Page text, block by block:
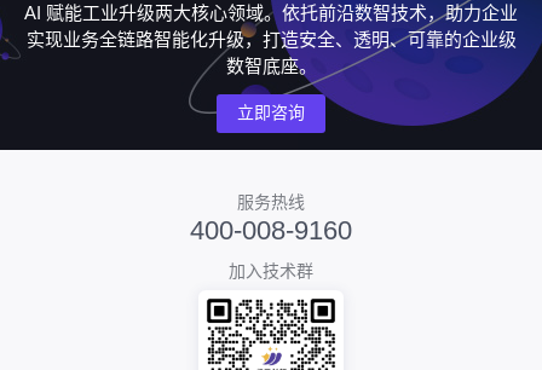
AI 赋能工业升级两大核心领域。依托前沿数智技术，助力企业
实现业务全链路智能化升级，打造安全、透明、可靠的企业级
数智底座。
立即咨询
服务热线
400-008-9160
加入技术群